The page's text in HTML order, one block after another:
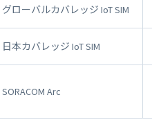
ンドパケットキャプチャ
グローバルカバレッジ IoT SIM
日本カバレッジ IoT SIM
SORACOM Arc